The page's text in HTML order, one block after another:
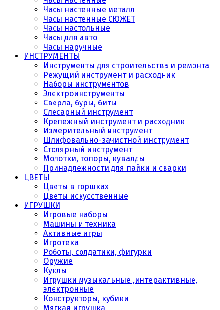
Часы настенные металл
Часы настенные СЮЖЕТ
Часы настольные
Часы для авто
Часы наручные
ИНСТРУМЕНТЫ
Инструменты для строительства и ремонта
Режущий инструмент и расходник
Наборы инструментов
Электроинструменты
Сверла, буры, биты
Слесарный инструмент
Крепежный инструмент и расходник
Измерительный инструмент
Шлифовально-зачистной инструмент
Столярный инструмент
Молотки, топоры, кувалды
Принадлежности для пайки и сварки
ЦВЕТЫ
Цветы в горшках
Цветы искусственные
ИГРУШКИ
Игровые наборы
Машины и техника
Активные игры
Игротека
Роботы, солдатики, фигурки
Оружие
Куклы
Игрушки музыкальные ,интерактивные,
электронные
Конструкторы, кубики
Мягкая игрушка